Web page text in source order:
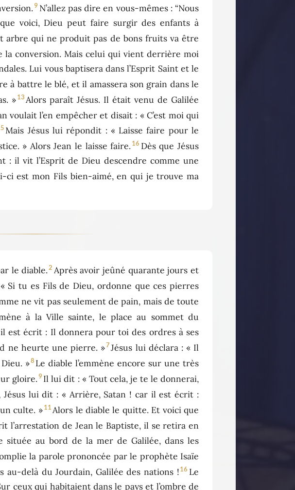
9 N’allez pas dire en vous-mêmes : “Nous
voici, Dieu peut faire surgir des enfants à
arbre qui ne produit pas de bons fruits va être
la conversion. Mais celui qui vient derrière moi
Lui vous baptisera dans l’Esprit Saint et le
à battre le blé, et il amassera son grain dans le
» 13 Alors paraît Jésus. Il était venu de Galilée
voulait l’en empêcher et disait : « C’est moi qui
Mais Jésus lui répondit : « Laisse faire pour le
» Alors Jean le laisse faire. 16 Dès que Jésus
: il vit l’Esprit de Dieu descendre comme une
ci est mon Fils bien-aimé, en qui je trouve ma
le diable.2 Après avoir jeûné quarante jours et
Si tu es Fils de Dieu, ordonne que ces pierres
ne vit pas seulement de pain, mais de toute
à la Ville sainte, le place au sommet du
est écrit : Il donnera pour toi des ordres à ses
ne heurte une pierre. »7 Jésus lui déclara : « Il
»8 Le diable l’emmène encore sur une très
gloire. 9 Il lui dit : « Tout cela, je te le donnerai,
Jésus lui dit : « Arrière, Satan ! car il est écrit :
culte. »11 Alors le diable le quitte. Et voici que
l’arrestation de Jean le Baptiste, il se retira en
au bord de la mer de Galilée, dans les
la parole prononcée par le prophète Isaïe
au-delà du Jourdain, Galilée des nations !16 Le
ceux qui habitaient dans le pays et l’ombre de